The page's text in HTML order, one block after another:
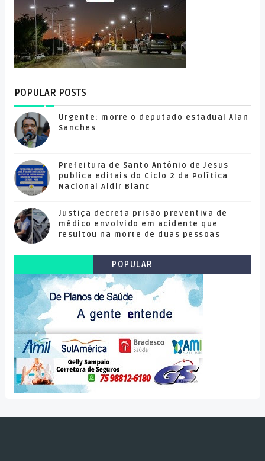
POPULAR POSTS
Urgente: morre o deputado estadual Alan
Sanches
Prefeitura de Santo Antônio de Jesus
publica editais do Ciclo 2 da Política
Nacional Aldir Blanc
Justiça decreta prisão preventiva de
médico envolvido em acidente que
resultou na morte de duas pessoas
POPULAR